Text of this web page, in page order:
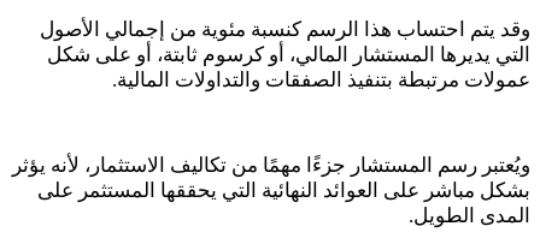
وقد يتم احتساب هذا الرسم كنسبة مئوية من إجمالي الأصول
التي يديرها المستشار المالي، أو كرسوم ثابتة، أو على شكل
عمولات مرتبطة بتنفيذ الصفقات والتداولات المالية.
ويُعتبر رسم المستشار جزءًا مهمًا من تكاليف الاستثمار، لأنه يؤثر
بشكل مباشر على العوائد النهائية التي يحققها المستثمر على
المدى الطويل.